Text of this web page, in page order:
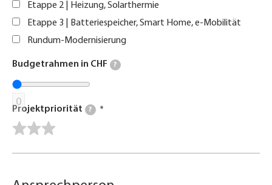
Etappe 2 | Heizung, Solarthermie
Etappe 3 | Batteriespeicher, Smart Home, e-Mobilität
Rundum-Modernisierung
Budgetrahmen in CHF ?
0
Projektpriorität ?